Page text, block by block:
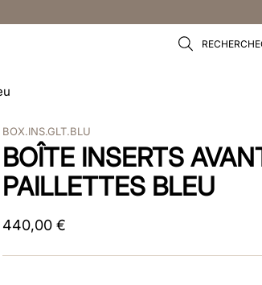
RECHERCHE
BOX.INS.GLT.BLU
BOÎTE INSERTS
PAILLETTES BLEU
440,00 €